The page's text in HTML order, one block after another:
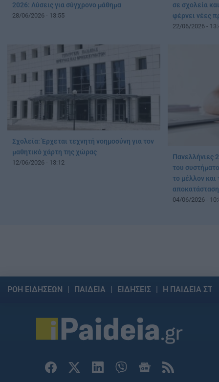
2026: Λύσεις για σύγχρονο μάθημα
28/06/2026 - 13:55
σε σχολεία
φέρνει νέες
22/06/2026 -
Σχολεία: Έρχεται τεχνητή νοημοσύνη για τον
μαθητικό χάρτη της χώρας
12/06/2026 - 13:12
Πανελλήνιες
του
το μέλλον και
04/06/2026 -
ΡΟΗ ΕΙΔΗΣΕΩΝ ΠΑΙΔΕΙΑ ΕΙΔΗΣΕΙΣ Η ΠΑΙΔΕΙΑ